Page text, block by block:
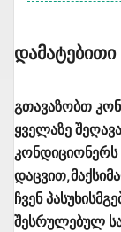
გთავაზობთ
ყველაზე
კონდიციონერს
ჩვენ
შესრულებულ